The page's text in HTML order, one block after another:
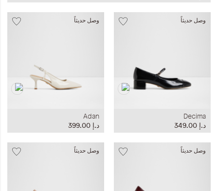
وصل حديثاً
Decima
د.إ‏ 349.00
وصل حديثاً
Adan
د.إ‏ 399.00
وصل حديثاً وصل حديثاً